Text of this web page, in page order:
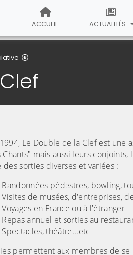
ACCUEIL ACTUALITÉS
Le Double de la Clef est une
Chants" mais aussi leurs
des sorties diverses et variées :
Randonnées pédestres, bowling,
Visites de musées, d'entreprises,
Voyages en France ou à l'étranger
Repas annuel et sorties au
Spectacles, théâtre...etc
permettent aux membres de